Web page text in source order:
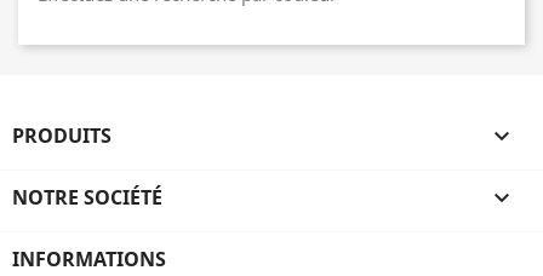
PRODUITS 
NOTRE SOCIÉTÉ 
INFORMATIONS